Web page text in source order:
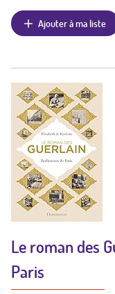
Ajouter à ma liste
Le roman des
Paris